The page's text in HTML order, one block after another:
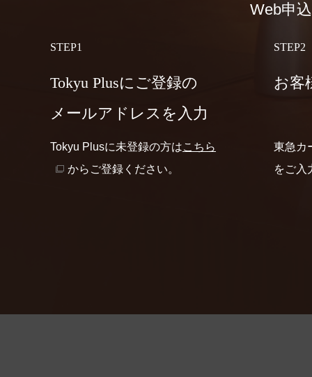
Web申
STEP1
Tokyu Plusに ご登録の
メールアドレスを入力
Tokyu Plusに未登録の方はこちら
からご登録ください。
STEP2
お客
東急カ
をご入